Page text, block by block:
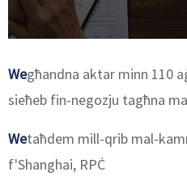
Wegħandna aktar minn 110
sieħeb fin-negozju tagħna
Wetaħdem mill-qrib mal-
f'Shanghai, RPĊ